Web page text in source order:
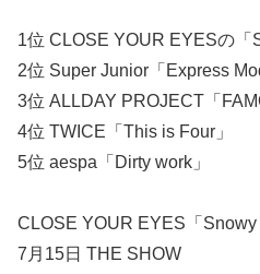
1位 CLOSE YOUR EYESの「
2位 Super Junior「Express
3位 ALLDAY PROJECT「
4位 TWICE「This is Four」
5位 aespa「Dirty work」
CLOSE YOUR EYES「
7月15日 THE SHOW